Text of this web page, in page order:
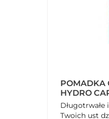
POMADKA
HYDRO
Twoich ust